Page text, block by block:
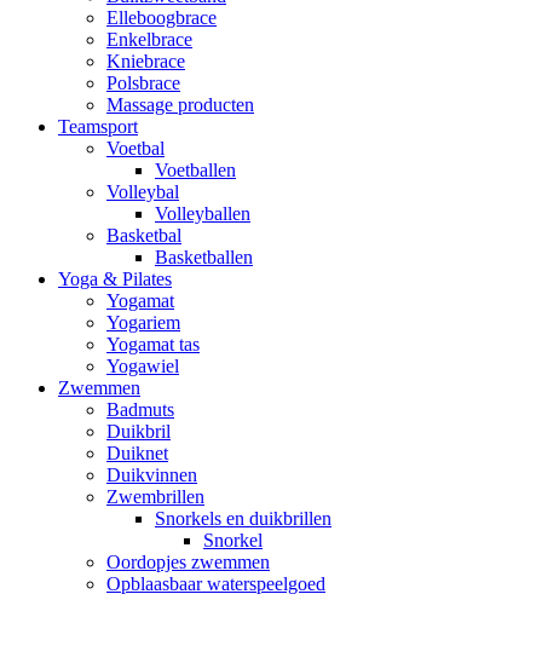
Elleboogbrace
Enkelbrace
Kniebrace
Polsbrace
Massage producten
Teamsport
Voetbal
Voetballen
Volleybal
Volleyballen
Basketbal
Basketballen
Yoga & Pilates
Yogamat
Yogariem
Yogamat tas
Yogawiel
Zwemmen
Badmuts
Duikbril
Duiknet
Duikvinnen
Zwembrillen
Snorkels en duikbrillen
Snorkel
Oordopjes zwemmen
Opblaasbaar waterspeelgoed